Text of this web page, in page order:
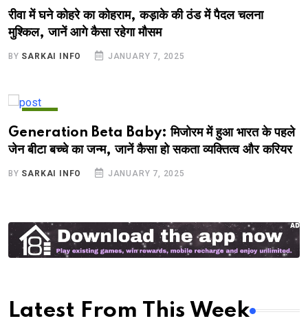
रीवा में घने कोहरे का कोहराम, कड़ाके की ठंड में पैदल चलना
मुश्किल, जानें आगे कैसा रहेगा मौसम
BY SARKAI INFO JANUARY 7, 2025
Generation Beta Baby: ⁠मिजोरम में हुआ भारत के पहले
जेन बीटा बच्चे का जन्म, जानें कैसा हो सकता व्यक्तित्व और करियर
BY SARKAI INFO JANUARY 7, 2025
Latest From This Week